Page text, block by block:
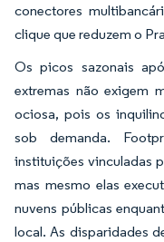
conectores
clique que reduzem o
Os picos sazonais
extremas não exigem
ociosa, pois os
sob demanda.
instituições vinculadas
mas mesmo elas
nuvens públicas
local. As disparidades